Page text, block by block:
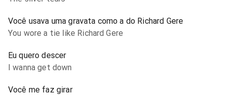
Você usava uma gravata como a do Richard Gere
You wore a tie like Richard Gere
Eu quero descer
I wanna get down
Você me faz girar